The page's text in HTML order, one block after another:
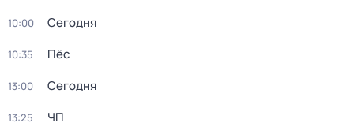
10:00 Сегодня
10:35 Пёс
13:00 Сегодня
13:25 ЧП